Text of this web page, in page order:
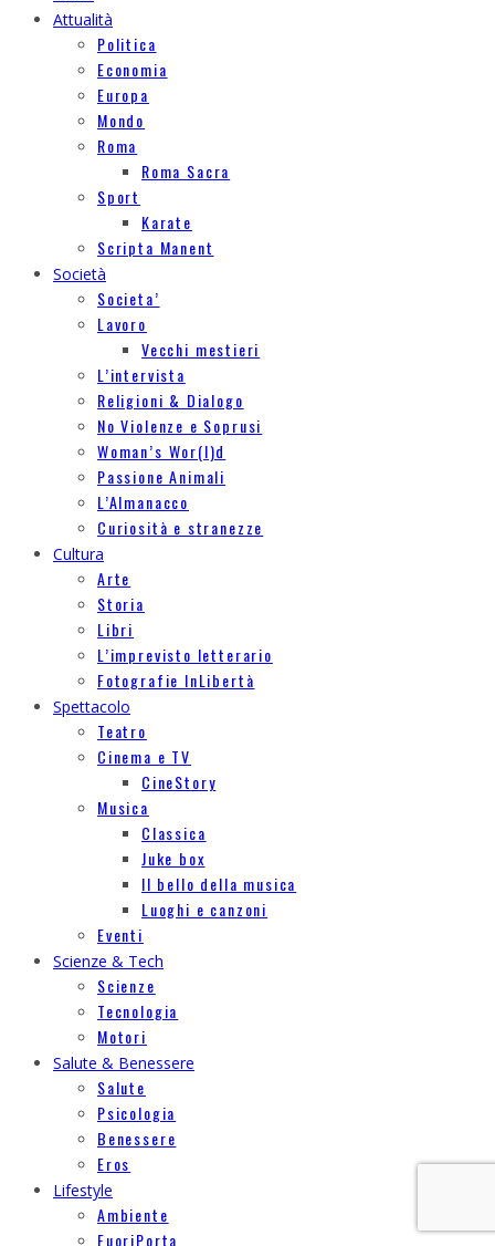
Attualità
Politica
Economia
Europa
Mondo
Roma
Roma Sacra
Sport
Karate
Scripta Manent
Società
Societa’
Lavoro
Vecchi mestieri
L’intervista
Religioni & Dialogo
No Violenze e Soprusi
Woman’s Wor(l)d
Passione Animali
L’Almanacco
Curiosità e stranezze
Cultura
Arte
Storia
Libri
L’imprevisto letterario
Fotografie InLibertà
Spettacolo
Teatro
Cinema e TV
CineStory
Musica
Classica
Juke box
Il bello della musica
Luoghi e canzoni
Eventi
Scienze & Tech
Scienze
Tecnologia
Motori
Salute & Benessere
Salute
Psicologia
Benessere
Eros
Lifestyle
Ambiente
FuoriPorta